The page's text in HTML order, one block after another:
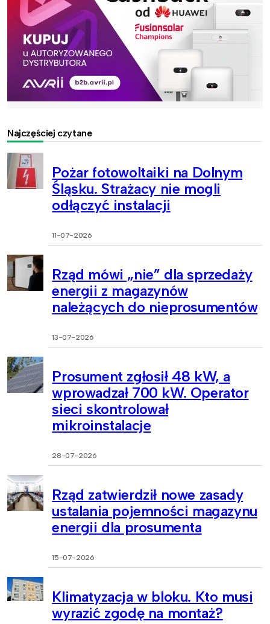
Najczęściej czytane
Pożar fotowoltaiki na Dolnym
Śląsku. Strażacy nie mogli
odłączyć instalacji
11-07-2026
Rząd mówi „nie” dla sprzedaży
energii z magazynów
należących do nieprosumentów
13-07-2026
Prosument zgłosił 48 kW, a
wprowadzał 700 kW. Operator
sieci skontrolował
mikroinstalacje
28-07-2026
Rząd zatwierdził nowe zasady
ustalania pojemności magazynu
energii dla prosumenta
15-07-2026
Klimatyzacja w bloku. Kto musi
wyrazić zgodę na montaż?